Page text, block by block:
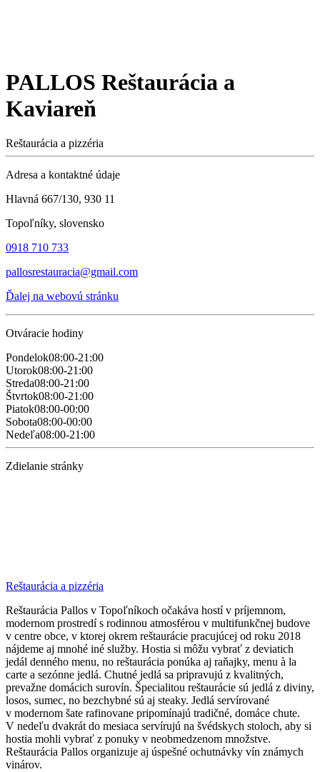
PALLOS Reštaurácia a
Kaviareň
Reštaurácia a pizzéria
Adresa a kontaktné údaje
Hlavná 667/130, 930 11
Topoľníky, slovensko
0918 710 733
pallosrestauracia@gmail.com
Ďalej na webovú stránku
Otváracie hodiny
Pondelok08:00-21:00
Utorok08:00-21:00
Streda08:00-21:00
Štvrtok08:00-21:00
Piatok08:00-00:00
Sobota08:00-00:00
Nedeľa08:00-21:00
Zdielanie stránky
Reštaurácia a pizzéria
Reštaurácia Pallos v Topoľníkoch očakáva hostí v príjemnom,
modernom prostredí s rodinnou atmosférou v multifunkčnej budove
v centre obce, v ktorej okrem reštaurácie pracujúcej od roku 2018
nájdeme aj mnohé iné služby. Hostia si môžu vybrať z deviatich
jedál denného menu, no reštaurácia ponúka aj raňajky, menu à la
carte a sezónne jedlá. Chutné jedlá sa pripravujú z kvalitných,
prevažne domácich surovín. Špecialitou reštaurácie sú jedlá z diviny,
losos, sumec, no bezchybné sú aj steaky. Jedlá servírované
v modernom šate rafinovane pripomínajú tradičné, domáce chute.
V nedeľu dvakrát do mesiaca servírujú na švédskych stoloch, aby si
hostia mohli vybrať z ponuky v neobmedzenom množstve.
Reštaurácia Pallos organizuje aj úspešné ochutnávky vín známych
vinárov.